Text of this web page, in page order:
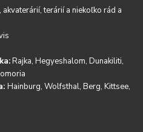
akvaterárií, terárií a niekoľko rád a
Rajka, Hegyeshalom, Dunakiliti,
Hainburg, Wolfsthal, Berg, Kittsee,